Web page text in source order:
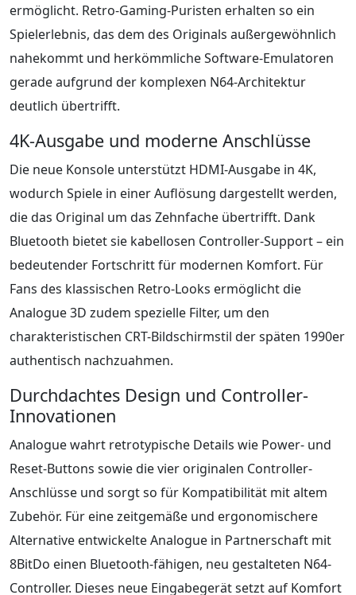
ermöglicht. Retro-Gaming-Puristen erhalten so ein
Spielerlebnis, das dem des Originals außergewöhnlich
nahekommt und herkömmliche Software-Emulatoren
gerade aufgrund der komplexen N64-Architektur
deutlich übertrifft.
4K-Ausgabe und moderne Anschlüsse
Die neue Konsole unterstützt HDMI-Ausgabe in 4K,
wodurch Spiele in einer Auflösung dargestellt werden,
die das Original um das Zehnfache übertrifft. Dank
Bluetooth bietet sie kabellosen Controller-Support – ein
bedeutender Fortschritt für modernen Komfort. Für
Fans des klassischen Retro-Looks ermöglicht die
Analogue 3D zudem spezielle Filter, um den
charakteristischen CRT-Bildschirmstil der späten 1990er
authentisch nachzuahmen.
Durchdachtes Design und Controller-
Innovationen
Analogue wahrt retrotypische Details wie Power- und
Reset-Buttons sowie die vier originalen Controller-
Anschlüsse und sorgt so für Kompatibilität mit altem
Zubehör. Für eine zeitgemäße und ergonomischere
Alternative entwickelte Analogue in Partnerschaft mit
8BitDo einen Bluetooth-fähigen, neu gestalteten N64-
Controller. Dieses neue Eingabegerät setzt auf Komfort